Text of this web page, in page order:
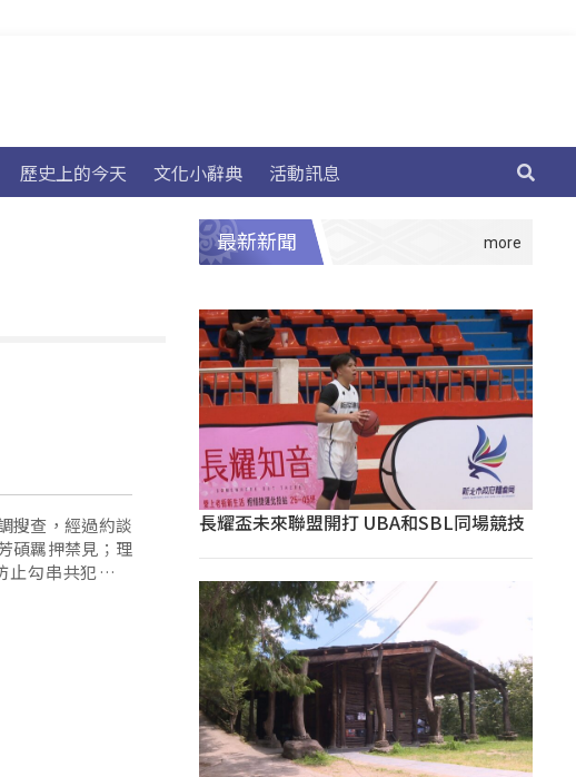
歷史上的今天 文化小辭典 活動訊息
搜查，經過約談
碩羈押禁見；理
勾串共犯、滅
最新新聞
長耀盃未來聯盟開打 UBA和SBL同場競技